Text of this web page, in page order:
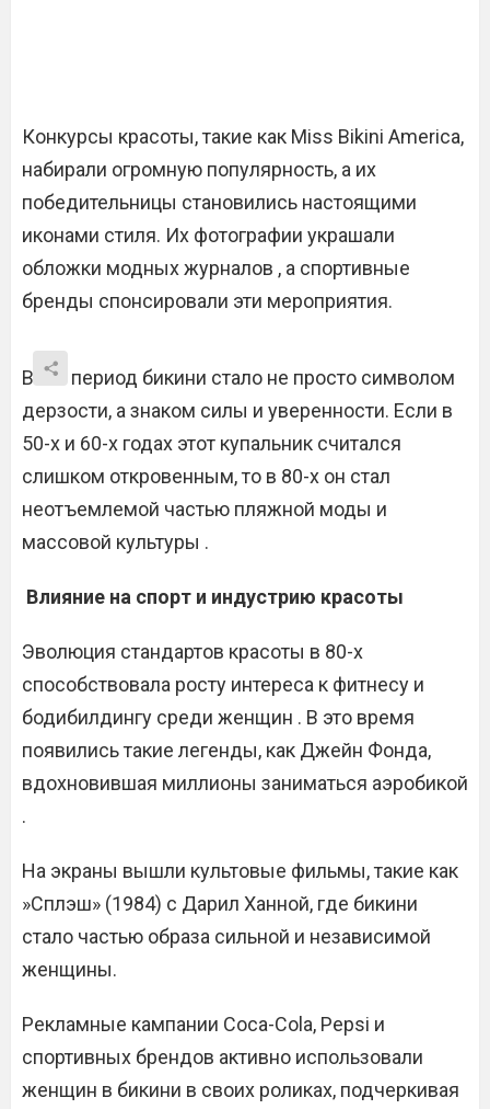
Конкурсы красоты, такие как Miss Bikini America,
набирали огромную популярность, а их
победительницы становились настоящими
иконами стиля. Их фотографии украшали
обложки модных журналов , а спортивные
бренды спонсировали эти мероприятия.
В тот период бикини стало не просто символом
дерзости, а знаком силы и уверенности. Если в
50-х и 60-х годах этот купальник считался
слишком откровенным, то в 80-х он стал
неотъемлемой частью пляжной моды и
массовой культуры .
Влияние на спорт и индустрию красоты
Эволюция стандартов красоты в 80-х
способствовала росту интереса к фитнесу и
бодибилдингу среди женщин . В это время
появились такие легенды, как Джейн Фонда,
вдохновившая миллионы заниматься аэробикой
.
На экраны вышли культовые фильмы, такие как
»Сплэш» (1984) с Дарил Ханной, где бикини
стало частью образа сильной и независимой
женщины.
Рекламные кампании Coca-Cola, Pepsi и
спортивных брендов активно использовали
женщин в бикини в своих роликах, подчеркивая